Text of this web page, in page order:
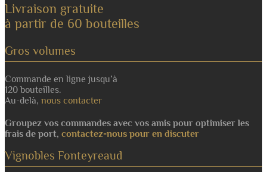
Livraison gratuite
à partir de 60 bouteilles
Gros volumes
Commande en ligne jusqu’à
120 bouteilles.
Au-delà, nous contacter
Groupez vos commandes avec vos amis pour optimiser les
frais de port, contactez-nous pour en discuter
Vignobles Fonteyreaud